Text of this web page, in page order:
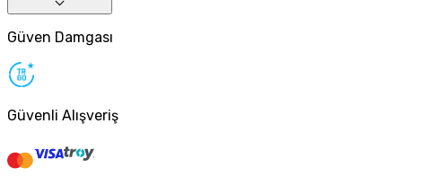
Güven Damgası
Güvenli Alışveriş